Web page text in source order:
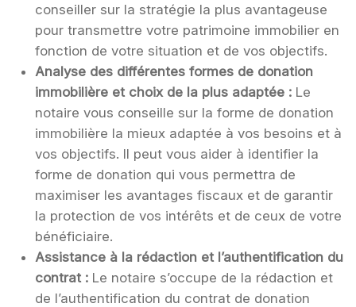
conseiller sur la stratégie la plus avantageuse
pour transmettre votre patrimoine immobilier en
fonction de votre situation et de vos objectifs.
Analyse des différentes formes de donation
immobilière et choix de la plus adaptée : Le
notaire vous conseille sur la forme de donation
immobilière la mieux adaptée à vos besoins et à
vos objectifs. Il peut vous aider à identifier la
forme de donation qui vous permettra de
maximiser les avantages fiscaux et de garantir
la protection de vos intérêts et de ceux de votre
bénéficiaire.
Assistance à la rédaction et l’authentification du
contrat : Le notaire s’occupe de la rédaction et
de l’authentification du contrat de donation